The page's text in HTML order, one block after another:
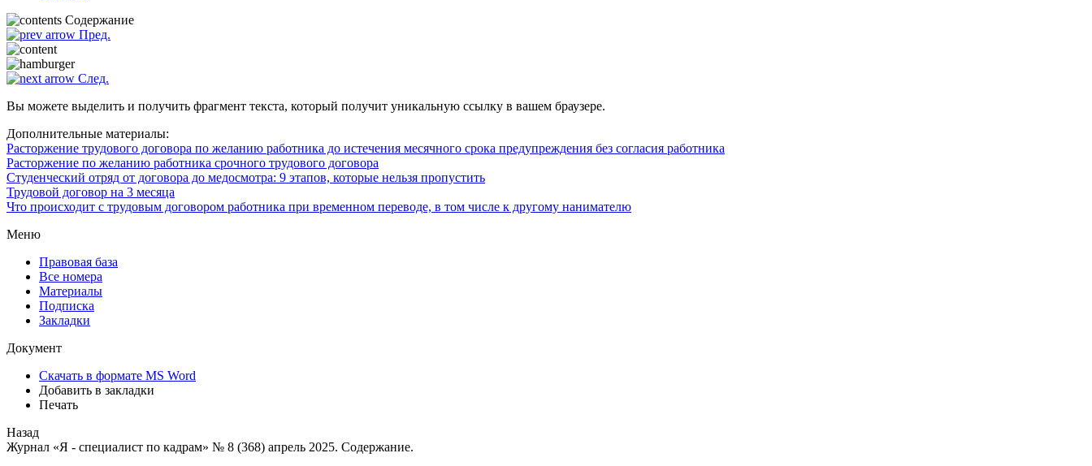
Содержание
Пред.
След.
Вы можете выделить и получить фрагмент текста, который получит уникальную ссылку в вашем браузере.
Дополнительные материалы:
Расторжение трудового договора по желанию работника до истечения месячного срока предупреждения без согласия работника
Расторжение по желанию работника срочного трудового договора
Студенческий отряд от договора до медосмотра: 9 этапов, которые нельзя пропустить
Трудовой договор на 3 месяца
Что происходит с трудовым договором работника при временном переводе, в том числе к другому нанимателю
Меню
Правовая база
Все номера
Материалы
Подписка
Закладки
Документ
Скачать в формате MS Word
Добавить в закладки
Печать
Назад
Журнал «Я - специалист по кадрам» № 8 (368) апрель 2025. Содержание.